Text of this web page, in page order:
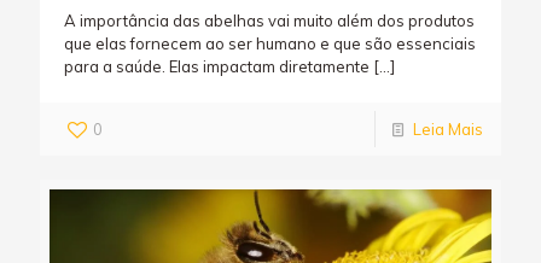
A importância das abelhas vai muito além dos produtos
que elas fornecem ao ser humano e que são essenciais
para a saúde. Elas impactam diretamente […]
0 Leia Mais